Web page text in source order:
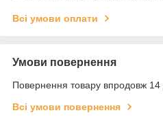
Всі умови оплати
Умови повернення
Повернення товару впродовж 14
Всі умови повернення